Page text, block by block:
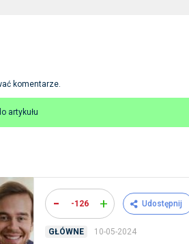
komentarze.
artykułu
- -126 + Udostępnij
GŁÓWNE 10-05-2024